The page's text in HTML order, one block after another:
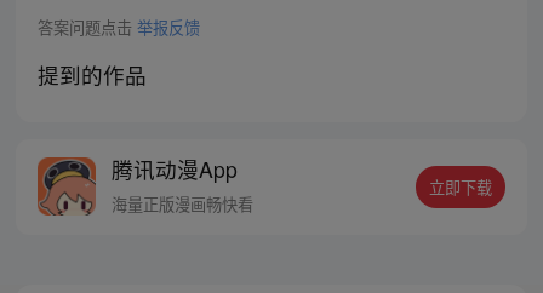
答案问题点击 举报反馈
提到的作品
腾讯动漫App
海量正版漫画畅快看
立即下载